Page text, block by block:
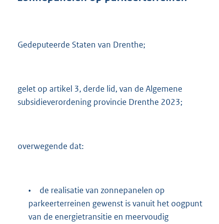
:
b
Gedeputeerde Staten van Drenthe;
gelet op artikel 3, derde lid, van de Algemene
subsidieverordening provincie Drenthe 2023;
overwegende dat:
•
de realisatie van zonnepanelen op
parkeerterreinen gewenst is vanuit het oogpunt
van de energietransitie en meervoudig